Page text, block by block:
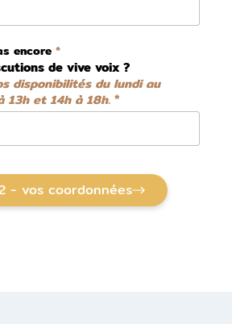
encore
de vive voix ?
disponibilités du lundi au
13h et 14h à 18h.
- vos coordonnées